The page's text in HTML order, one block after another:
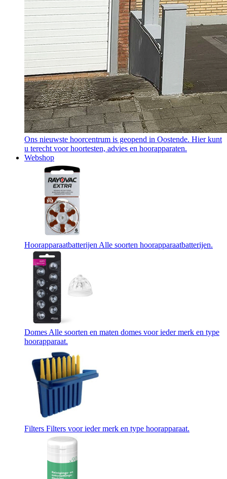
Ons nieuwste hoorcentrum is geopend in Oostende. Hier kunt
u terecht voor hoortesten, advies en hoorapparaten.
Webshop
Hoorapparaatbatterijen Alle soorten hoorapparaatbatterijen.
Domes Alle soorten en maten domes voor ieder merk en type
hoorapparaat.
Filters Filters voor ieder merk en type hoorapparaat.